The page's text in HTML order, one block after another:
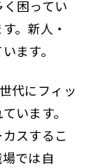
困ってい
。新人・
ます。
代にフィッ
います。
スするこ
では自